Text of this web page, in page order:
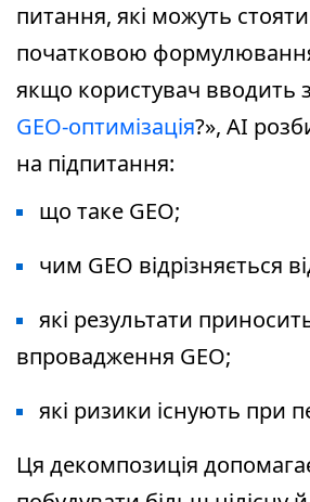
питання, які можуть
початковою
якщо користувач вводить
GEO-оптимізація?», AI
на підпитання:
що таке GEO;
чим GEO відрізняється
які результати
впровадження GEO;
які ризики існують при
Ця декомпозиція